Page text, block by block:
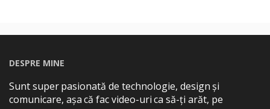
DESPRE MINE
Sunt super pasionată de technologie, design și
comunicare, așa că fac video-uri ca să-ți arăt, pe